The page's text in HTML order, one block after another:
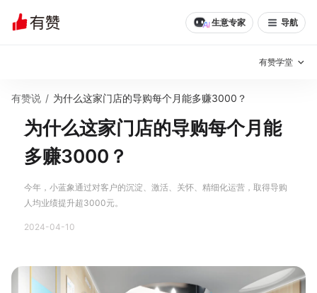
生意专家 导航
有赞学堂
私域日历 增长方法
有赞成功案例
有赞春季发布会 实干家直播间
有赞说 / 为什么这家门店的导购每个月能多赚3000？
为什么这家门店的导购每个月能
多赚3000？
今年，小蓝象通过对客户的沉淀、激活、关怀、精细化运营，取得导购
人均业绩提升超3000元。
2024-04-10